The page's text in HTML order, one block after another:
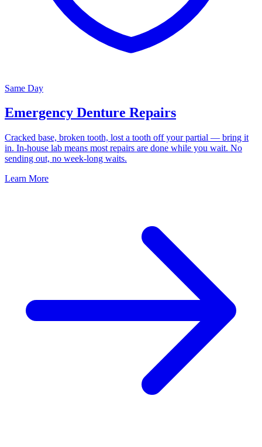
Same Day
Emergency Denture Repairs
Cracked base, broken tooth, lost a tooth off your partial — bring it
in. In-house lab means most repairs are done while you wait. No
sending out, no week-long waits.
Learn More